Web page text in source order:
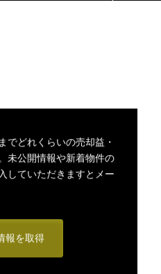
でどれくらいの売却益・
未公開情報や新着物件の
していただきますとメー
報を取得